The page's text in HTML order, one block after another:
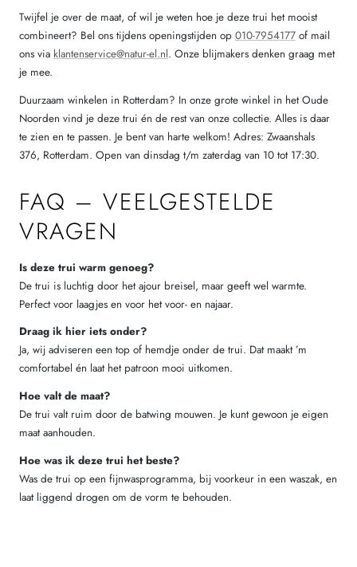
Twijfel je over de maat, of wil je weten hoe je deze trui het mooist
combineert? Bel ons tijdens openingstijden op 010-7954177 of mail
ons via klantenservice@natur-el.nl. Onze blijmakers denken graag met
je mee.
Duurzaam winkelen in Rotterdam? In onze grote winkel in het Oude
Noorden vind je deze trui én de rest van onze collectie. Alles is daar
te zien en te passen. Je bent van harte welkom! Adres: Zwaanshals
376, Rotterdam. Open van dinsdag t/m zaterdag van 10 tot 17:30.
FAQ – VEELGESTELDE
VRAGEN
Is deze trui warm genoeg?
De trui is luchtig door het ajour breisel, maar geeft wel warmte.
Perfect voor laagjes en voor het voor- en najaar.
Draag ik hier iets onder?
Ja, wij adviseren een top of hemdje onder de trui. Dat maakt ’m
comfortabel én laat het patroon mooi uitkomen.
Hoe valt de maat?
De trui valt ruim door de batwing mouwen. Je kunt gewoon je eigen
maat aanhouden.
Hoe was ik deze trui het beste?
Was de trui op een fijnwasprogramma, bij voorkeur in een waszak, en
laat liggend drogen om de vorm te behouden.